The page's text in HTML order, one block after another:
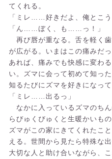
てくれる。
「ミレ……好きだよ、俺とこ
「ん……ぼく、も……っ！」
再び唇が重なる。舌を軽く
が広がる。いまはこの痛みだ
あれば、痛みでも快感に変わ
い。ズマに会って初めて知っ
知るたびにズマを好きになって
「ミレ……出るっ」
なかに入っているズマのち
らびゅくびゅくと生暖かいも
ズマがこの家にきてくれたこ
える。世間から見たら特殊な
大切な人と助け合いながら、